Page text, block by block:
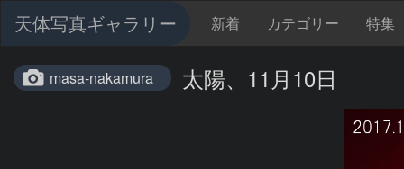
天体写真ギャラリー 新着 カテゴリー 特集
masa-nakamura 太陽、11月10日